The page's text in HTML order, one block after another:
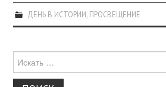
ДЕНЬ В ИСТОРИИ, ПРОСВЕЩЕНИЕ
для: